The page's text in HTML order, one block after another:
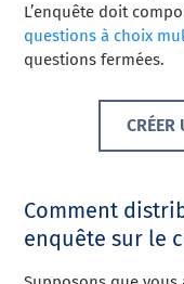
L’enquête doit
questions à choix
questions fermées.
CRÉER
Comment
enquête sur le